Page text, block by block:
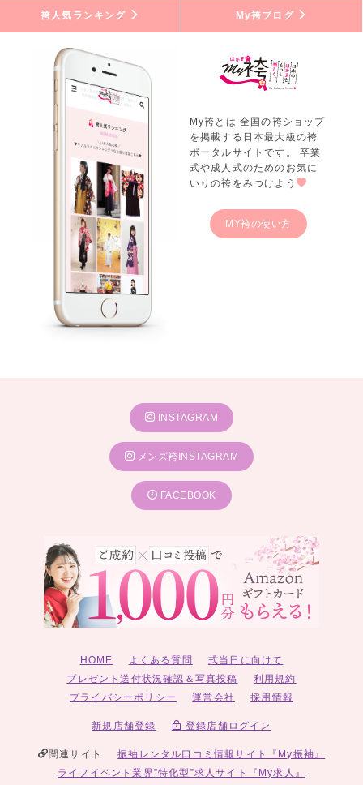
袴人気ランキング My袴ブログ
My袴とは 全国の袴ショップ
を掲載する日本最大級の袴
ポータルサイトです。 卒業
式や成人式のためのお気に
いりの袴をみつけよう
MY袴の使い方
INSTAGRAM
メンズ袴INSTAGRAM
FACEBOOK
HOME よくある質問
式当日に向けて
プレゼント送付状況確認＆写真投稿
利用規約
プライバシーポリシー
運営会社 採用情報
新規店舗登録 登録店舗ログイン
関連サイト
振袖レンタル口コミ情報サイト『My振袖』
ライフイベント業界”特化型”求人サイト『My求人』